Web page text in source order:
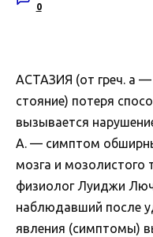
0
АСТАЗИЯ (от греч. а
стояние) потеря
вызывается
А. — симптом
мозга и мозолистого
физиолог Луиджи
наблюдавший после
явления (симптомы)